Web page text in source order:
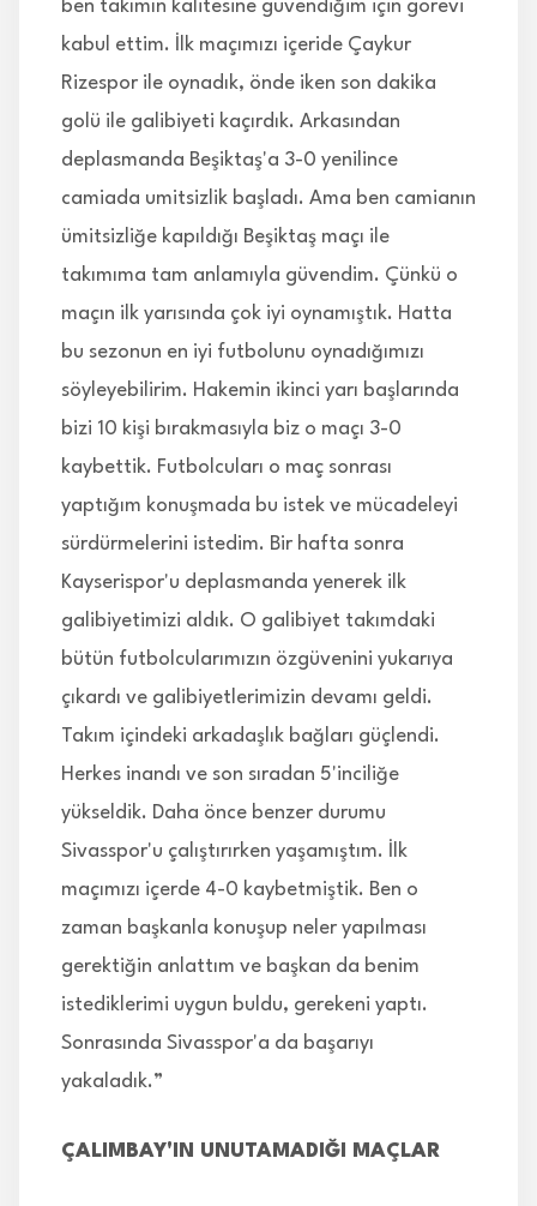
ben takımın kalitesine güvendiğim için görevi
kabul ettim. İlk maçımızı içeride Çaykur
Rizespor ile oynadık, önde iken son dakika
golü ile galibiyeti kaçırdık. Arkasından
deplasmanda Beşiktaş'a 3-0 yenilince
camiada umitsizlik başladı. Ama ben camianın
ümitsizliğe kapıldığı Beşiktaş maçı ile
takımıma tam anlamıyla güvendim. Çünkü o
maçın ilk yarısında çok iyi oynamıştık. Hatta
bu sezonun en iyi futbolunu oynadığımızı
söyleyebilirim. Hakemin ikinci yarı başlarında
bizi 10 kişi bırakmasıyla biz o maçı 3-0
kaybettik. Futbolcuları o maç sonrası
yaptığım konuşmada bu istek ve mücadeleyi
sürdürmelerini istedim. Bir hafta sonra
Kayserispor'u deplasmanda yenerek ilk
galibiyetimizi aldık. O galibiyet takımdaki
bütün futbolcularımızın özgüvenini yukarıya
çıkardı ve galibiyetlerimizin devamı geldi.
Takım içindeki arkadaşlık bağları güçlendi.
Herkes inandı ve son sıradan 5'inciliğe
yükseldik. Daha önce benzer durumu
Sivasspor'u çalıştırırken yaşamıştım. İlk
maçımızı içerde 4-0 kaybetmiştik. Ben o
zaman başkanla konuşup neler yapılması
gerektiğin anlattım ve başkan da benim
istediklerimi uygun buldu, gerekeni yaptı.
Sonrasında Sivasspor'a da başarıyı
yakaladık.”
ÇALIMBAY'IN UNUTAMADIĞI MAÇLAR